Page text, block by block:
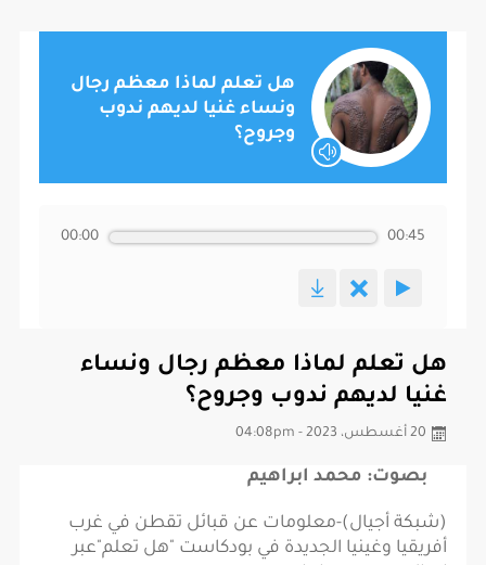
هل تعلم لماذا معظم رجال
ونساء غنيا لديهم ندوب
وجروح؟
00:00 00:45
هل تعلم لماذا معظم رجال ونساء
غنيا لديهم ندوب وجروح؟
20 أغسطس، 2023 - 04:08pm
بصوت: محمد ابراهيم
(شبكة أجيال)-معلومات عن قبائل تقطن في غرب
أفريقيا وغينيا الجديدة في بودكاست "هل تعلم"عبر